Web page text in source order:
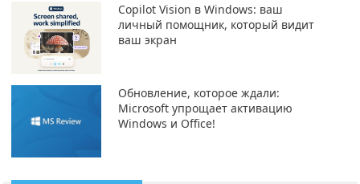
Copilot Vision в Windows: ваш
личный помощник, который видит
ваш экран
Обновление, которое ждали:
Microsoft упрощает активацию
Windows и Office!